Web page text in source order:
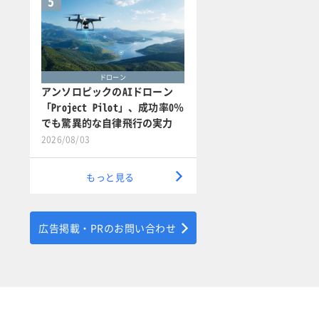
ドローン
アンソロピックのAIドローン
「Project Pilot」、成功率0％
でも驚異的な自律飛行の実力
2026/08/03
もっと見る
広告掲載・PRのお問い合わせ